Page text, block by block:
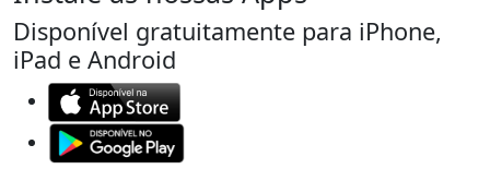
Disponível gratuitamente para iPhone,
iPad e Android